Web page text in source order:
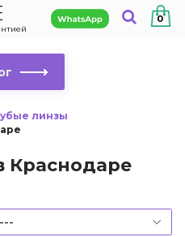
0
линзы
Краснодаре